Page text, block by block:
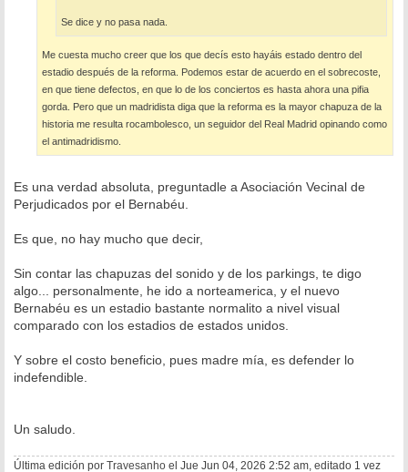
Se dice y no pasa nada.
Me cuesta mucho creer que los que decís esto hayáis estado dentro del
estadio después de la reforma. Podemos estar de acuerdo en el sobrecoste,
en que tiene defectos, en que lo de los conciertos es hasta ahora una pifia
gorda. Pero que un madridista diga que la reforma es la mayor chapuza de la
historia me resulta rocambolesco, un seguidor del Real Madrid opinando como
el antimadridismo.
Es una verdad absoluta, preguntadle a Asociación Vecinal de
Perjudicados por el Bernabéu.
Es que, no hay mucho que decir,
Sin contar las chapuzas del sonido y de los parkings, te digo
algo... personalmente, he ido a norteamerica, y el nuevo
Bernabéu es un estadio bastante normalito a nivel visual
comparado con los estadios de estados unidos.
Y sobre el costo beneficio, pues madre mía, es defender lo
indefendible.
Un saludo.
Última edición por Travesanho el Jue Jun 04, 2026 2:52 am, editado 1 vez